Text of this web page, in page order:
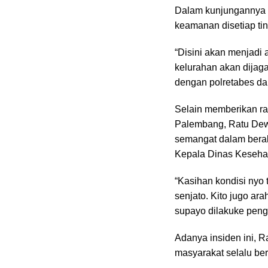
Dalam
keamanan disetiap
“Disini akan menjadi
kelurahan akan
dengan polretabes
Selain memberikan
Palembang, Ratu
semangat dalam
Kepala Dinas
“Kasihan kondisi nyo
senjato. Kito jugo
supayo dilakuke
Adanya insiden ini,
masyarakat selalu